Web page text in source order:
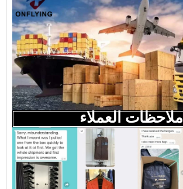
ملاحظات العملاء